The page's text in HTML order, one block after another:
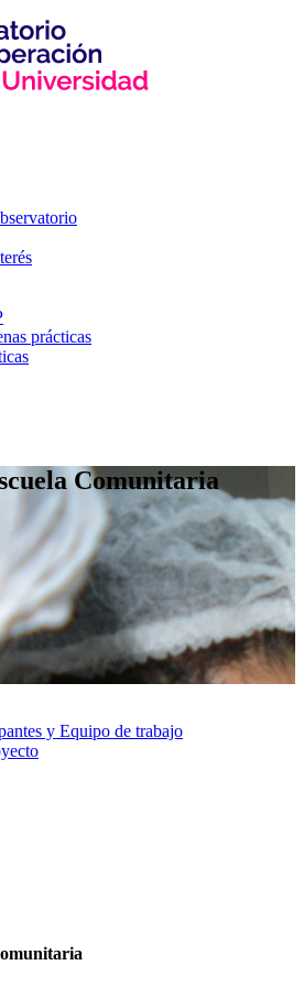
prácticas
Comunitaria
y Equipo de trabajo